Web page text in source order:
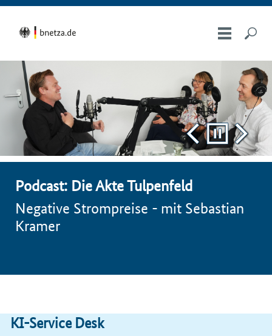
Podcast: Die Akte Tulpenfeld
Negative Strompreise - mit Sebastian
Kramer
KI-Service Desk